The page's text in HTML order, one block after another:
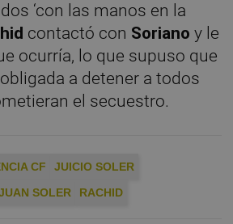
‘con las manos en la
contactó con Sorianoy le
ocurría, lo que supuso que
a detener a todos
el secuestro.
CF
JUICIO SOLER
SOLER RACHID